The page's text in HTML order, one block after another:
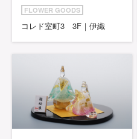
FLOWER GOODS
コレド室町3 3F｜伊織